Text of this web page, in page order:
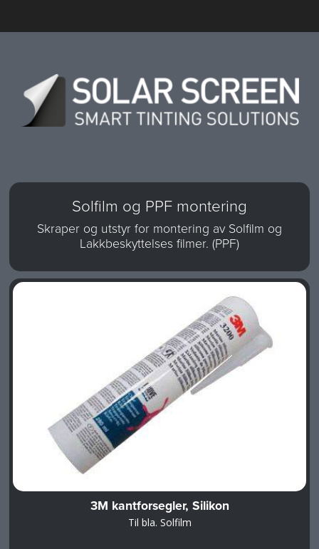
Solfilm og PPF montering
Skraper og utstyr for montering av Solfilm og
Lakkbeskyttelses filmer. (PPF)
3M kantforsegler, Silikon
Til bla. Solfilm